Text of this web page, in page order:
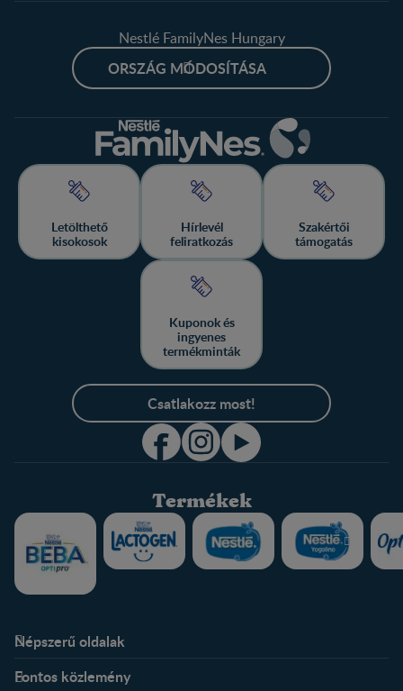
Nestlé FamilyNes Hungary
ORSZÁG MÓDOSÍTÁSA
Letölthető
kisokosok
Hírlevél
feliratkozás
Szakértői
támogatás
Kuponok és
ingyenes
termékminták
Csatlakozz most!
Termékek
Népszerű oldalak
Kapcsolat
Fontos közlemény